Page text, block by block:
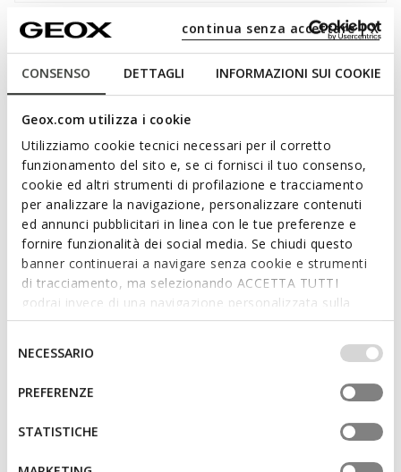
CONSENSO DETTAGLI INFORMAZIONI SUI COOKIE
Geox.com utilizza i cookie
Utilizziamo cookie tecnici necessari per il corretto
funzionamento del sito e, se ci fornisci il tuo consenso,
cookie ed altri strumenti di profilazione e tracciamento
per analizzare la navigazione, personalizzare contenuti
ed annunci pubblicitari in linea con le tue preferenze e
fornire funzionalità dei social media. Se chiudi questo
banner continuerai a navigare senza cookie e strumenti
di tracciamento, ma selezionando ACCETTA TUTTI
godrai invece di una navigazione personalizzata sulla
base dei tuoi gusti ed interessi. Selezionando
IMPOSTAZIONI potrai anche scegliere quali cookies ed
altri strumenti di tracciamento autorizzare. Per maggiori
informazioni o per modificare in qualsiasi momento le
tue impostazioni, visita la nostra
consenso
NECESSARIO
PREFERENZE
STATISTICHE
continua senza accettare | X
Description
Sneaker pour homme inspirée du running, idéale pour les
Flextride R est synonyme de confort, de flexibilité et
d'élasticité à chaque pas.
CODE PRODUIT:U65N4A0ZI22C4002
Caractéristiques
Amorti optimal qui offre protection et absorption des
impacts et des sollicitations
Flexibilité et élasticité grâce à l’Active Flexibility System
Matériaux